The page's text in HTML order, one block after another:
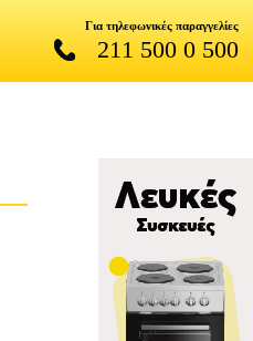
Για τηλεφωνικές παραγγελίες
211 500 0 500